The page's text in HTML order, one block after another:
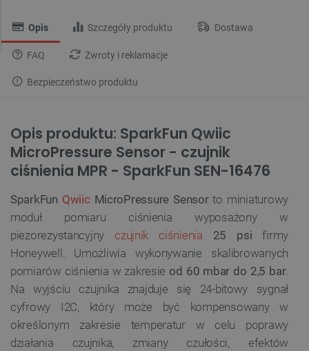
Opis Szczegóły produktu Dostawa
FAQ Zwroty i reklamacje
Bezpieczeństwo produktu
Opis produktu: SparkFun Qwiic
MicroPressure Sensor - czujnik
ciśnienia MPR - SparkFun SEN-16476
SparkFun Qwiic MicroPressure Sensorto miniaturowy
moduł pomiaru ciśnienia wyposażony w
piezorezystancyjny czujnik ciśnienia 25 psi firmy
Honeywell. Umożliwia wykonywanie skalibrowanych
pomiarów ciśnienia w zakresie od 60 mbar do 2,5 bar.
Na wyjściu czujnika znajduje się 24-bitowy sygnał
cyfrowy I2C, który może być kompensowany w
określonym zakresie temperatur w celu poprawy
działania czujnika, zmiany czułości, efektów